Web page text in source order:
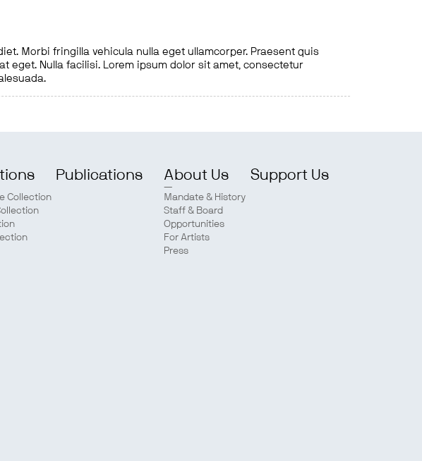
Morbi fringilla vehicula nulla eget ullamcorper. Praesent quis
eget. Nulla facilisi. Lorem ipsum dolor sit amet, consectetur
Collection
Publications About Us
Mandate & History
Staff & Board
Opportunities
For Artists
Press
Support Us